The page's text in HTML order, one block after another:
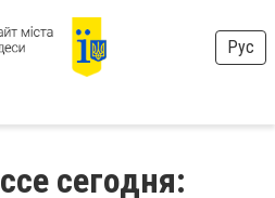
Рус
сегодня: